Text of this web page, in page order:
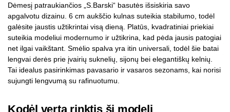
Dėmesį patraukiančios „S.Barski“ basutės išsiskiria savo
apgalvotu dizainu. 6 cm aukščio kulnas suteikia stabilumo, todėl
galėsite jaustis užtikrintai visą dieną. Platūs, kvadratiniai priekiai
suteikia modeliui modernumo ir užtikrina, kad pėda jausis patogiai
net ilgai vaikštant. Smėlio spalva yra itin universali, todėl šie batai
lengvai derės prie įvairių suknelių, sijonų bei elegantiškų kelnių.
Tai idealus pasirinkimas pavasario ir vasaros sezonams, kai norisi
sujungti lengvumą su rafinuotumu.
Kodėl verta rinktis šį modelį